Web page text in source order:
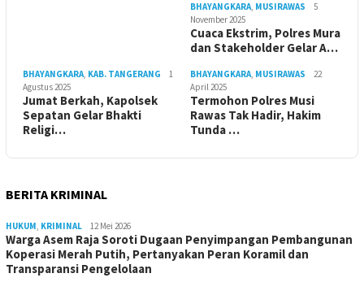
BHAYANGKARA, MUSIRAWAS
5
November 2025
Cuaca Ekstrim, Polres Mura
dan Stakeholder Gelar A…
BHAYANGKARA, KAB. TANGERANG
1
Agustus 2025
Jumat Berkah, Kapolsek
Sepatan Gelar Bhakti
Religi…
BHAYANGKARA, MUSIRAWAS
22
April 2025
Termohon Polres Musi
Rawas Tak Hadir, Hakim
Tunda …
BERITA KRIMINAL
HUKUM, KRIMINAL 12 Mei 2026
Warga Asem Raja Soroti Dugaan Penyimpangan Pembangunan
Koperasi Merah Putih, Pertanyakan Peran Koramil dan
Transparansi Pengelolaan